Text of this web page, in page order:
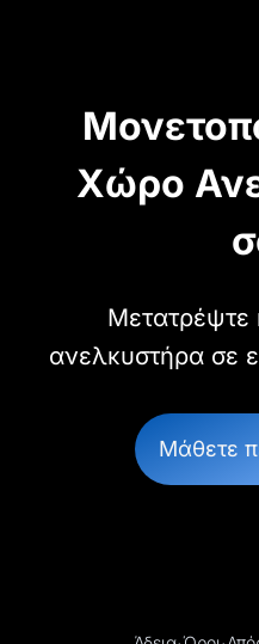
Χώρο
Μετατρέψτε
ανελκυστήρα σε
Μάθετε